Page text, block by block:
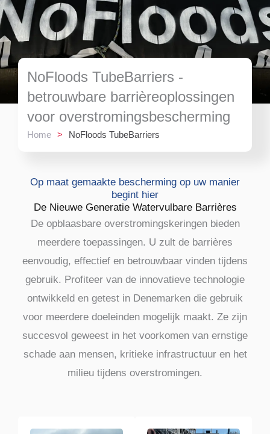
NoFloods TubeBarriers -
betrouwbare barrièreoplossingen
voor overstromingsbescherming
Home > NoFloods TubeBarriers
Op maat gemaakte bescherming op uw manier
begint hier
De Nieuwe Generatie Watervulbare Barrières
De opblaasbare overstromingskeringen bieden
meerdere toepassingen. U zult de barrières
eenvoudig, effectief en betrouwbaar vinden tijdens
gebruik. Profiteer van de innovatieve technologie
ontwikkeld en getest in Denemarken die gebruik
voor meerdere doeleinden mogelijk maakt. Ze zijn
succesvol geweest in het voorkomen van ernstige
schade aan mensen, kritieke infrastructuur en het
milieu tijdens overstromingen.